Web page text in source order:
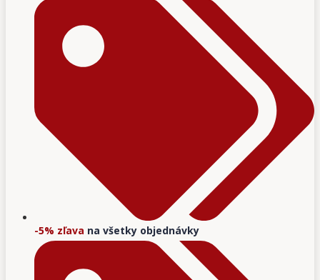
-5% zľava na všetky objednávky